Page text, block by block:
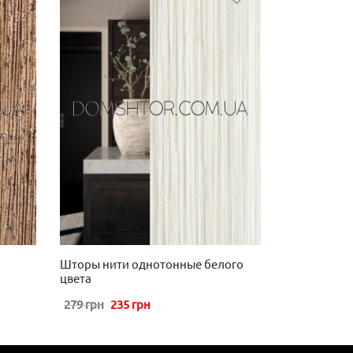
Шторы нити однотонные белого
цвета
279грн
Первоначальная
составляла
235 грн
Текущая
235 грн